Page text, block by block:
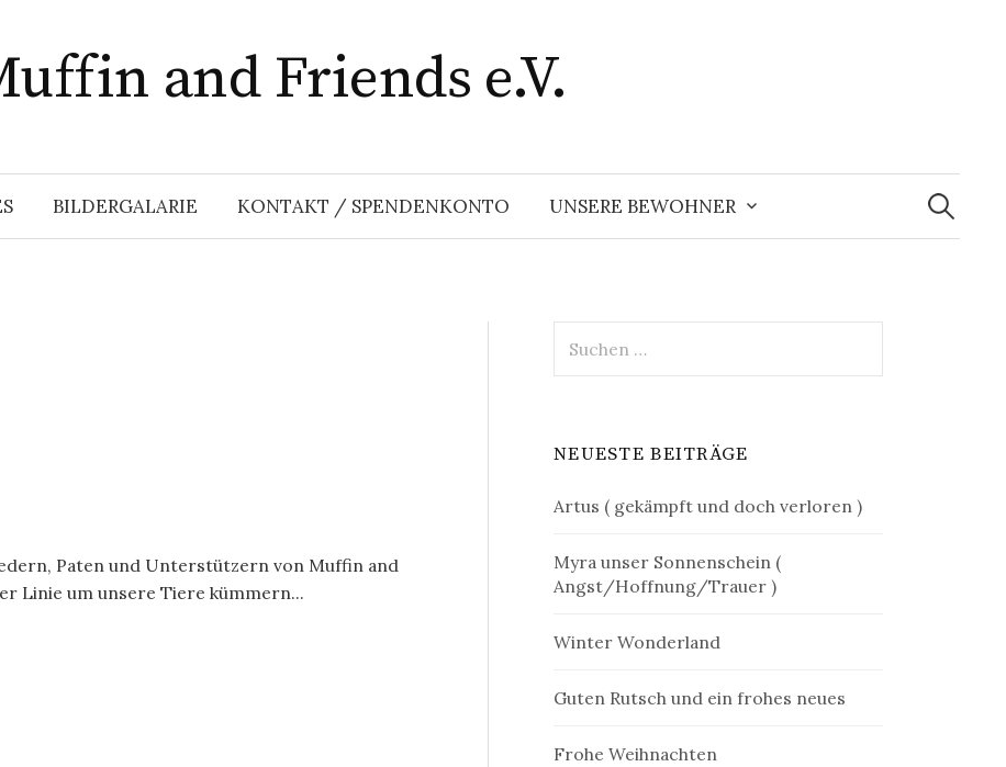
and Friends e.V.
BILDERGALARIE KONTAKT / SPENDENKONTO UNSERE BEWOHNER
Suchen
nach:
Paten und Unterstützern von Muffin and
Linie um unsere Tiere kümmern...
nach:
NEUESTE BEITRÄGE
Artus ( gekämpft und doch verloren )
Myra unser Sonnenschein (
Angst/Hoffnung/Trauer )
Winter Wonderland
Guten Rutsch und ein frohes neues
Frohe Weihnachten